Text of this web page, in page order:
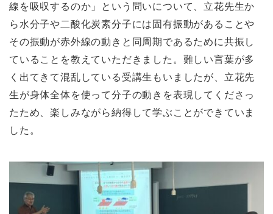
線を吸収するのか」という問いについて、立花先生か
ら水分子や二酸化炭素分子には固有振動があることや
その振動が赤外線の動きと同周期であるために共振し
ていることを教えていただきました。難しい言葉が多
く出てきて混乱している受講生もいましたが、立花先
生が身体全体を使って分子の動きを表現してくださっ
たため、楽しみながら納得して学ぶことができていま
した。